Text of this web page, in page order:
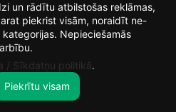
0
2
SEK.
un rādītu atbilstošas reklāmas,
piekrist visām, noraidīt ne-
Nepieciešamās
/ Sīkdatņu politikā.
Piekrītu visam